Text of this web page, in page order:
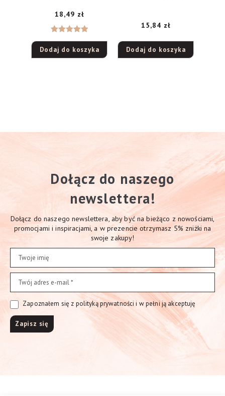
Brown, 1,2 g
5.00na 5
18,49 zł
Dodaj do koszyka
15,84 zł
Dodaj do koszyka
Dołącz do naszego
newslettera!
Dołącz do naszego newslettera, aby być na bieżąco z nowościami,
promocjami i inspiracjami, a w prezencie otrzymasz 5% zniżki na
swoje zakupy!
Zapoznałem się z polityką prywatności i w pełni ją akceptuję